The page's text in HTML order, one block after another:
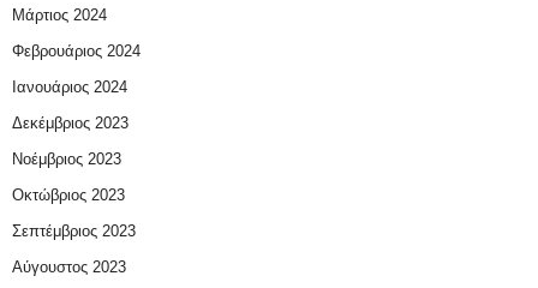
Μάρτιος 2024
Φεβρουάριος 2024
Ιανουάριος 2024
Δεκέμβριος 2023
Νοέμβριος 2023
Οκτώβριος 2023
Σεπτέμβριος 2023
Αύγουστος 2023